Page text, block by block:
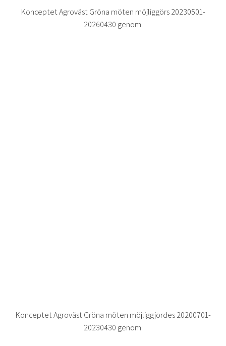
Konceptet Agroväst Gröna möten möjliggörs 20230501-
20260430 genom:
Konceptet Agroväst Gröna möten möjliggjordes 20200701-
20230430 genom: